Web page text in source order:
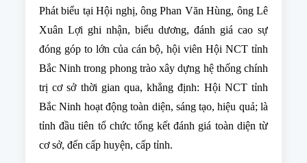
Phát biểu tại Hội nghị, ông Phan Văn Hùng, ông Lê
Xuân Lợi ghi nhận, biểu dương, đánh giá cao sự
đóng góp to lớn của cán bộ, hội viên Hội NCT tỉnh
Bắc Ninh trong phong trào xây dựng hệ thống chính
trị cơ sở thời gian qua, khẳng định: Hội NCT tỉnh
Bắc Ninh hoạt động toàn diện, sáng tạo, hiệu quả; là
tỉnh đầu tiên tổ chức tổng kết đánh giá toàn diện từ
cơ sở, đến cấp huyện, cấp tỉnh.